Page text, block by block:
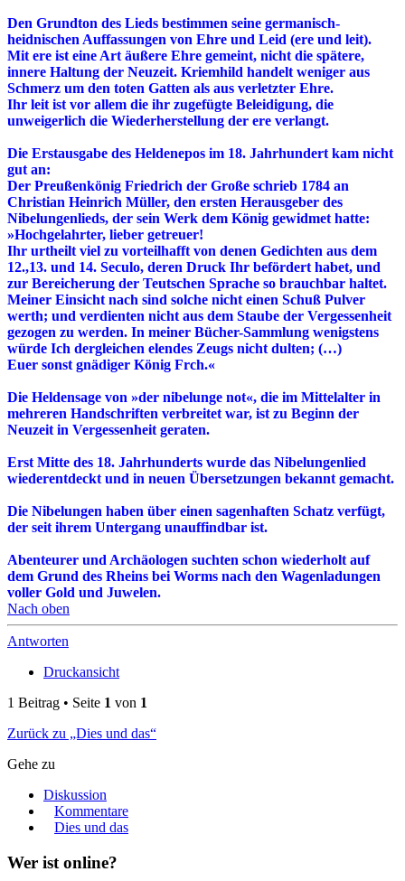
Den Grundton des Lieds bestimmen seine germanisch-
heidnischen Auffassungen von Ehre und Leid (ere und leit).
Mit ere ist eine Art äußere Ehre gemeint, nicht die spätere,
innere Haltung der Neuzeit. Kriemhild handelt weniger aus
Schmerz um den toten Gatten als aus verletzter Ehre.
Ihr leit ist vor allem die ihr zugefügte Beleidigung, die
unweigerlich die Wiederherstellung der ere verlangt.
Die Erstausgabe des Heldenepos im 18. Jahrhundert kam nicht
gut an:
Der Preußenkönig Friedrich der Große schrieb 1784 an
Christian Heinrich Müller, den ersten Herausgeber des
Nibelungenlieds, der sein Werk dem König gewidmet hatte:
»Hochgelahrter, lieber getreuer!
Ihr urtheilt viel zu vorteilhafft von denen Gedichten aus dem
12.,13. und 14. Seculo, deren Druck Ihr befördert habet, und
zur Bereicherung der Teutschen Sprache so brauchbar haltet.
Meiner Einsicht nach sind solche nicht einen Schuß Pulver
werth; und verdienten nicht aus dem Staube der Vergessenheit
gezogen zu werden. In meiner Bücher-Sammlung wenigstens
würde Ich dergleichen elendes Zeugs nicht dulten; (…)
Euer sonst gnädiger König Frch.«
Die Heldensage von »der nibelunge not«, die im Mittelalter in
mehreren Handschriften verbreitet war, ist zu Beginn der
Neuzeit in Vergessenheit geraten.
Erst Mitte des 18. Jahrhunderts wurde das Nibelungenlied
wiederentdeckt und in neuen Übersetzungen bekannt gemacht.
Die Nibelungen haben über einen sagenhaften Schatz verfügt,
der seit ihrem Untergang unauffindbar ist.
Abenteurer und Archäologen suchten schon wiederholt auf
dem Grund des Rheins bei Worms nach den Wagenladungen
voller Gold und Juwelen.
Nach oben
Antworten
Druckansicht
1 Beitrag • Seite 1 von 1
Zurück zu „Dies und das“
Gehe zu
Diskussion
Kommentare
Dies und das
Wer ist online?